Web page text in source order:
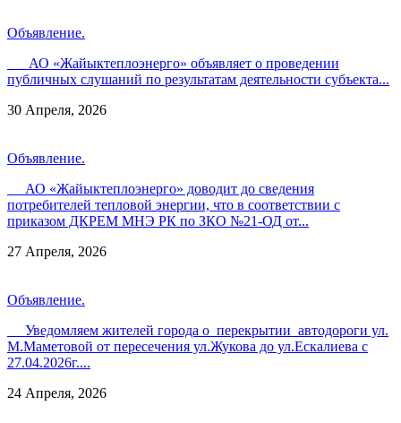
Объявление.
АО «Жайыктеплоэнерго» объявляет о проведении
публичных слушаний по результатам деятельности субъекта...
30 Апреля, 2026
Объявление.
АО «Жайыктеплоэнерго» доводит до сведения
потребителей тепловой энергии, что в соответствии с
приказом ДКРЕМ МНЭ РК по ЗКО №21-ОД от...
27 Апреля, 2026
Объявление.
Уведомляем жителей города о перекрытии автодороги ул.
М.Маметовой от пересечения ул.Жукова до ул.Ескалиева с
27.04.2026г....
24 Апреля, 2026